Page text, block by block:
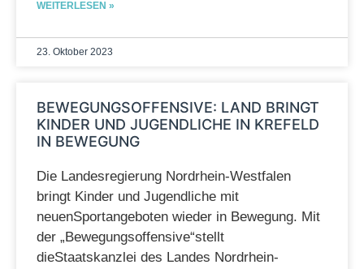
WEITERLESEN »
23. Oktober 2023
BEWEGUNGSOFFENSIVE: LAND BRINGT
KINDER UND JUGENDLICHE IN KREFELD
IN BEWEGUNG
Die Landesregierung Nordrhein-Westfalen
bringt Kinder und Jugendliche mit
neuenSportangeboten wieder in Bewegung. Mit
der „Bewegungsoffensive“stellt
dieStaatskanzlei des Landes Nordrhein-